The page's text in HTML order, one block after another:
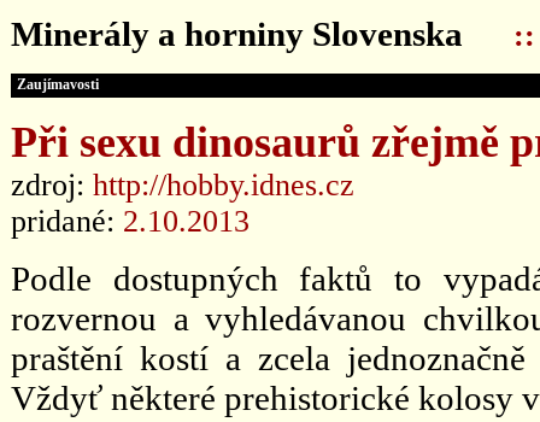
Minerály a horniny Slovenska ::
Zaujímavosti
Při sexu dinosaurů zřejmě
zdroj: http://hobby.idnes.cz
pridané: 2.10.2013
Podle dostupných faktů to
rozvernou a vyhledávanou
praštění kostí a zcela
Vždyť některé prehistorické kolosy